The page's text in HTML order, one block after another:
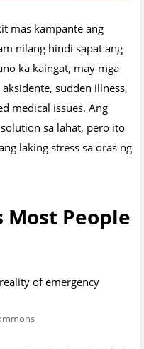
mas kampante ang
nilang hindi sapat ang
ka kaingat, may mga
sudden illness,
medical issues. Ang
sa lahat, pero ito
laking stress sa oras ng
Most People